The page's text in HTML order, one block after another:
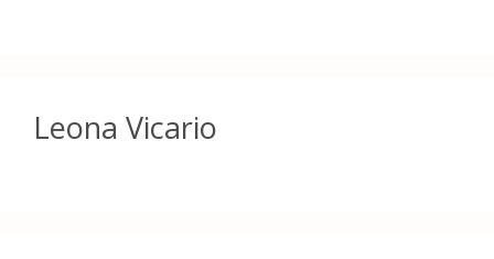
Leona Vicario